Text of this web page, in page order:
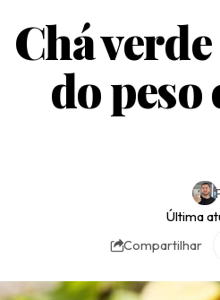
Chá
do peso
Última
Compartilhar